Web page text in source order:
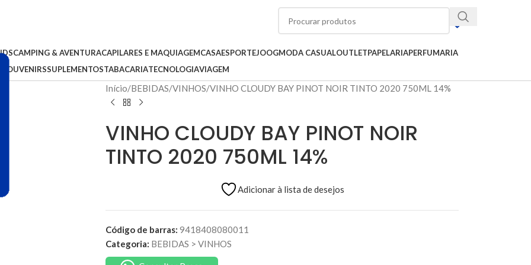
CAMPING & AVENTURACAPILARES E MAQUIAGEMCASAESPORTEJOOGMODA CASUALOUTLETPAPELARIAPERFUMARIA
SOUVENIRSSUPLEMENTOSTABACARIATECNOLOGIAVIAGEM
Início BEBIDAS VINHOS VINHO CLOUDY BAY PINOT NOIR TINTO 2020 750ML 14%
VINHO CLOUDY BAY PINOT NOIR
TINTO 2020 750ML 14%
Adicionar à lista de desejos
Código de barras: 9418408080011
Categoria: BEBIDAS > VINHOS